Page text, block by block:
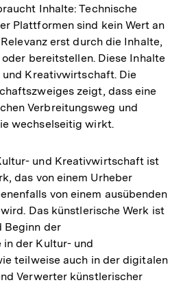
Inhalte: Technische
Plattformen sind kein Wert an
erst durch die Inhalte,
bereitstellen. Diese Inhalte
Kreativwirtschaft. Die
zeigt, dass eine
Verbreitungsweg und
wechselseitig wirkt.
und Kreativwirtschaft ist
das von einem Urheber
von einem ausübenden
Das künstlerische Werk ist
Beginn der
der Kultur- und
teilweise auch in der digitalen
Verwerter künstlerischer